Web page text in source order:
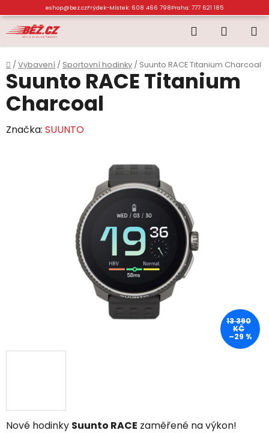
na
obsah
eshop@bez.czFrýdek-Místek: 608 466 798Praha: 777 621 185
Hledat
KOŠÍK
Domů
/ Vybavení / Sportovní hodinky / Suunto RACE Titanium Charcoal
Nové hodinky Suunto RACE zaměřené na výkon!
Suunto RACE Titanium
Charcoal
Značka: SUUNTO
13 390
KČ
–29 %